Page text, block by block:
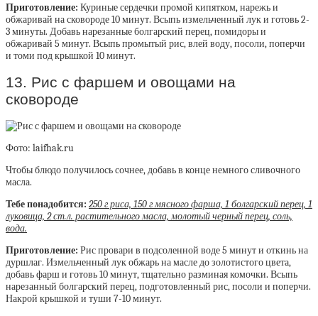
Приготовление: Куриные сердечки промой кипятком, нарежь и
обжаривай на сковороде 10 минут. Всыпь измельченный лук и готовь 2-
3 минуты. Добавь нарезанные болгарский перец, помидоры и
обжаривай 5 минут. Всыпь промытый рис, влей воду, посоли, поперчи
и томи под крышкой 10 минут.
13. Рис с фаршем и овощами на
сковороде
Фото: laifhak.ru
Чтобы блюдо получилось сочнее, добавь в конце немного сливочного
масла.
Тебе понадобится: 250 г риса, 150 г мясного фарша, 1 болгарский перец, 1
луковица, 2 ст.л. растительного масла, молотый черный перец, соль,
вода.
Приготовление: Рис провари в подсоленной воде 5 минут и откинь на
дуршлаг. Измельченный лук обжарь на масле до золотистого цвета,
добавь фарш и готовь 10 минут, тщательно разминая комочки. Всыпь
нарезанный болгарский перец, подготовленный рис, посоли и поперчи.
Накрой крышкой и туши 7-10 минут.